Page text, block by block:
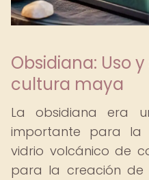
Obsidiana: Uso
cultura maya
La obsidiana era
importante para la
vidrio volcánico de
para la creación de